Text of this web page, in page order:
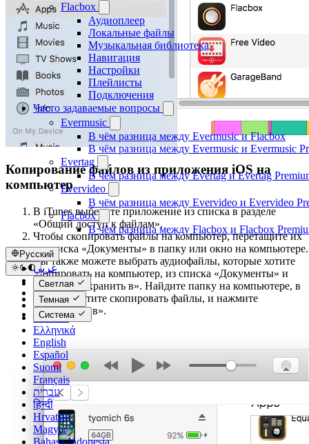
Flacbox
Аудиоплеер
Локальные файлы
Музыкальная библиотека
Навигация
Настройки
Плейлисты
Подключения
Часто задаваемые вопросы
Evermusic
В чём разница между Evermusic и Flacbox
В чём разница между Evermusic и Evermusic
Evertag
В чём разница между Evertag и Evertag
Evervideo
В чём разница между Evervideo и Evervideo
Flacbox
В чём разница между Flacbox и Flacbox
Русский
عربي
Català
Čeština
Dansk
Deutsch
Ελληνικά
English
Español
Suomi
Français
עברית
हिन्दी
Hrvatski
Magyar
Bahasa Indonesia
Светлая
Темная
Система
Копирование файлов из приложения iOS на
компьютер
В iTunes выберите приложение из списка в разделе
«Общий доступ к файлам».
Чтобы скопировать файлы на компьютер, перетащите их
из списка «Документы» в папку или окно на компьютере.
Вы также можете выбрать аудиофайлы, которые хотите
скопировать на компьютер, из списка «Документы» и
нажать «Сохранить в». Найдите папку на компьютере, в
которую хотите скопировать файлы, и нажмите
«Сохранить в».